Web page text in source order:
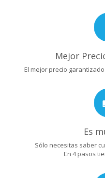
Mejor
El mejor precio
Es
Sólo necesitas saber
En 4 pasos